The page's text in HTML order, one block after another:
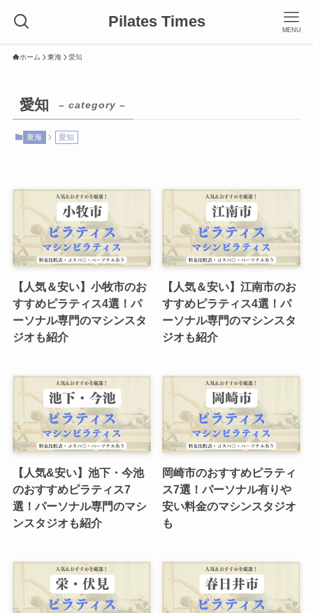
Pilates Times MENU
ホーム 東海 愛知
愛知 – category –
東海 愛知
【人気＆安い】小牧市のお
すすめピラティス4選！パ
ーソナル専門のマシンスタ
ジオも紹介
【人気＆安い】江南市のお
すすめピラティス4選！パ
ーソナル専門のマシンスタ
ジオも紹介
【人気&安い】池下・今池
のおすすめピラティス7
選！パーソナル専門のマシ
ンスタジオも紹介
岡崎市のおすすめピラティ
ス7選！パーソナル有りや
安い料金のマシンスタジオ
も